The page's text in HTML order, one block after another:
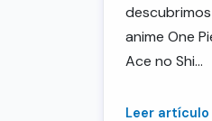
anime One
Ace no Shi…
Leer artículo